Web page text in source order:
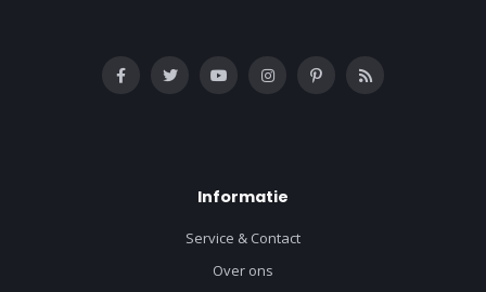
Informatie
Service & Contact
Over ons